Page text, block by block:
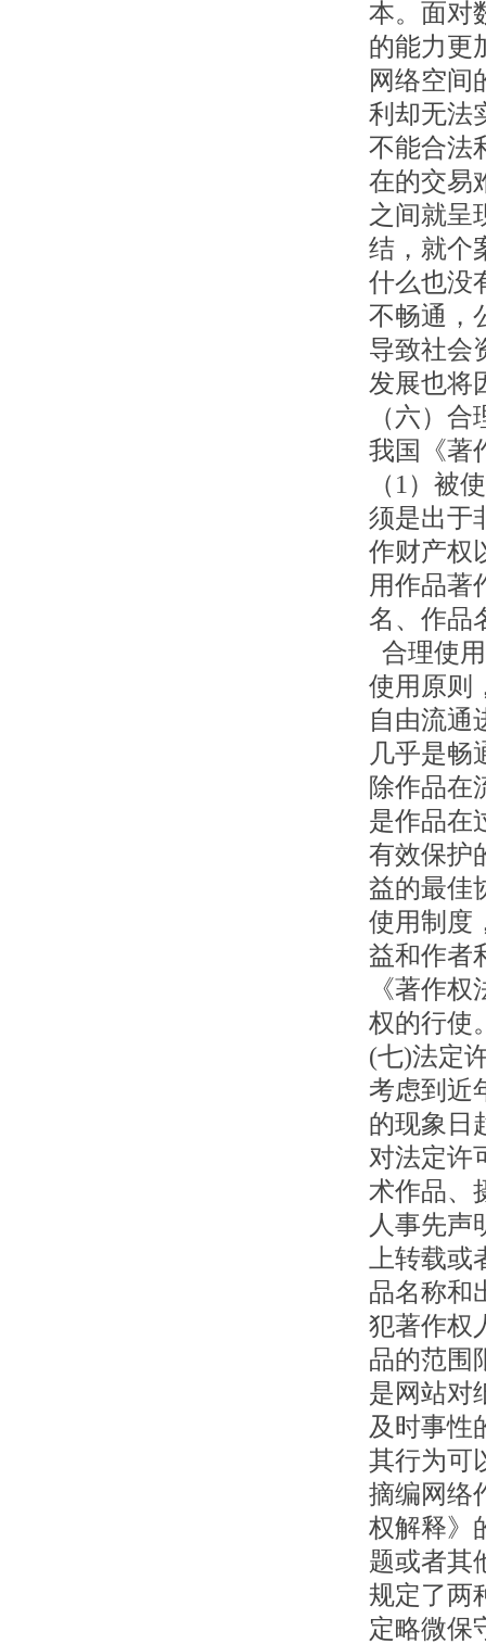
本。面对
的能力更
网络空间
利却无法
不能合法
在的交易
之间就呈
结，就个
什么也没
不畅通，
导致社会
发展也将
（六）
我国《著
（1）被
须是出于
作财产权
用作品著
名、作品
合理使
使用原则
自由流通
几乎是畅
除作品在
是作品在
有效保护
益的最佳
使用制度
益和作者
《著作
权的行使
(七)法定
考虑到近
的现象日
对法定许
术作品、
人事先声
上转载
品名称和
犯著作权
品的范围
是网站对
及时事性
其行为可
摘编网络
权解释》
题或者其
规定了两
定略微保